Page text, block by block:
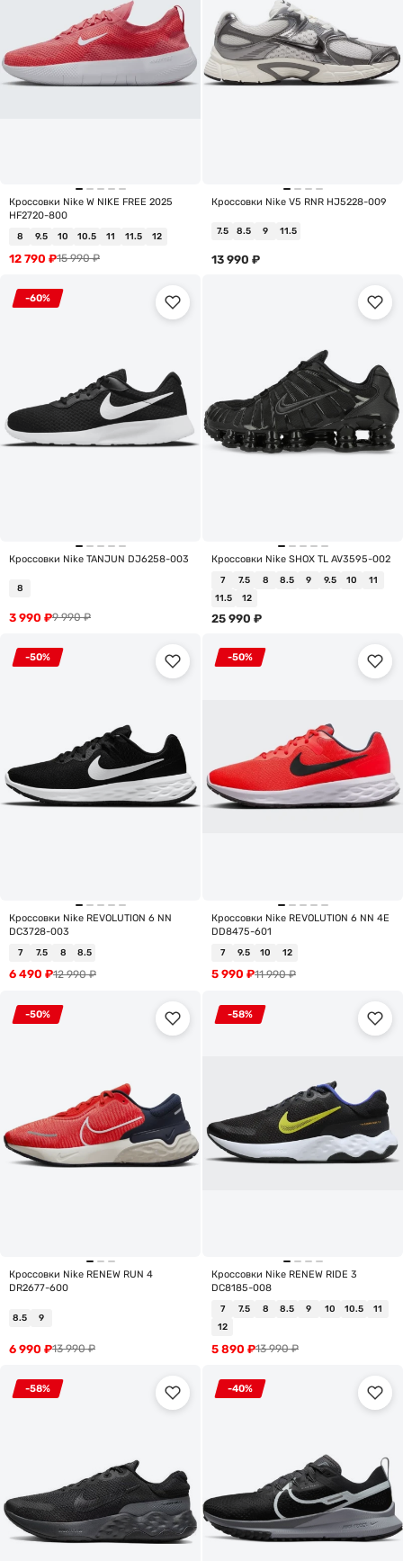
Кроссовки Nike W NIKE FREE 2025
HF2720-800
8 9.5 10 10.5 11 11.5 12
15 990₽
12 790 ₽
Кроссовки Nike V5 RNR HJ5228-009
7.5 8.5 9 11.5
13 990 ₽
-60%
Кроссовки Nike TANJUN DJ6258-003
8
9 990₽
3 990 ₽
Кроссовки Nike SHOX TL AV3595-002
7 7.5 8 8.5 9 9.5 10
11
11.5
12
25 990 ₽
-50%
Кроссовки Nike REVOLUTION 6 NN
DC3728-003
7 7.5 8 8.5
12 990₽
6 490 ₽
-50%
Кроссовки Nike REVOLUTION 6 NN 4E
DD8475-601
7 9.5 10 12
11 990₽
5 990 ₽
-50%
Кроссовки Nike RENEW RUN 4
DR2677-600
8.5 9
13 990₽
6 990 ₽
-58%
Кроссовки Nike RENEW RIDE 3
DC8185-008
7 7.5 8 8.5 9 10 10.5
11
12
13 990₽
5 890 ₽
-58% -40%